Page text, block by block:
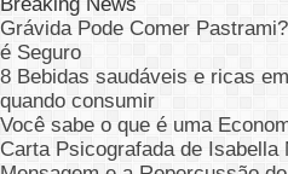
Grávida Pode Comer
é Seguro
8 Bebidas saudáveis e ricas
quando consumir
Você sabe o que é uma
Carta Psicografada de Isabella